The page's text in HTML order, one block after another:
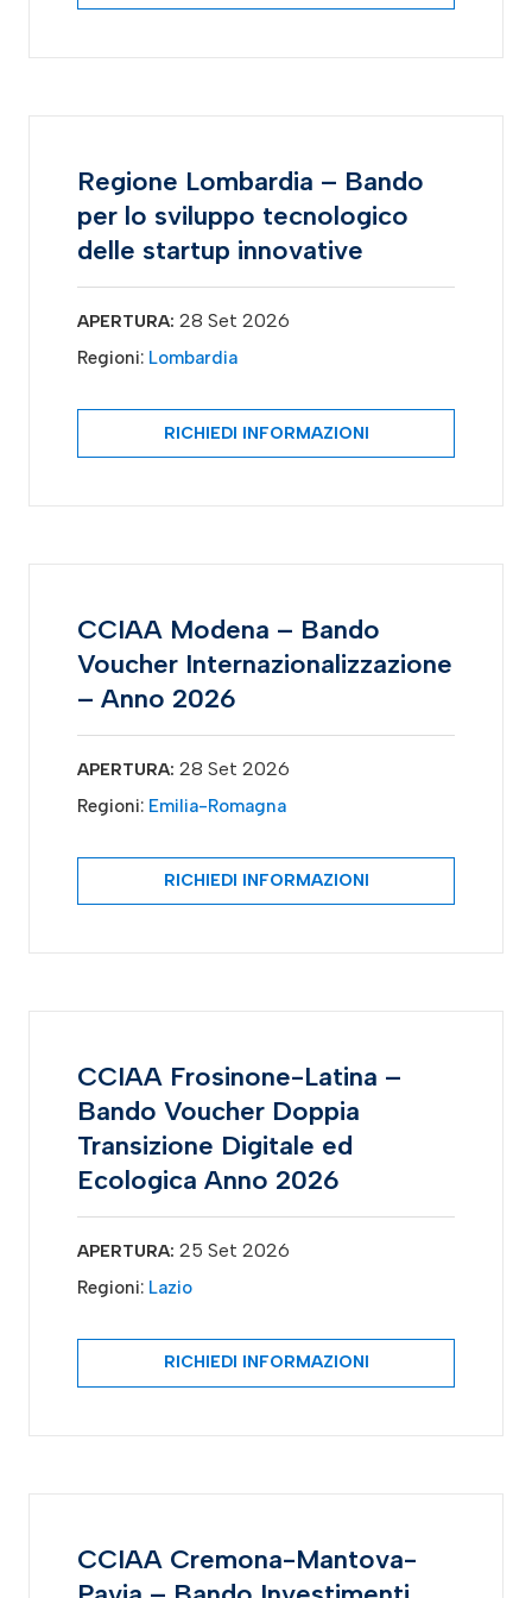
Regione Lombardia – Bando
per lo sviluppo tecnologico
delle startup innovative
APERTURA: 28 Set 2026
Regioni: Lombardia
RICHIEDI INFORMAZIONI
CCIAA Modena – Bando
Voucher Internazionalizzazione
– Anno 2026
APERTURA: 28 Set 2026
Regioni: Emilia-Romagna
RICHIEDI INFORMAZIONI
CCIAA Frosinone-Latina –
Bando Voucher Doppia
Transizione Digitale ed
Ecologica Anno 2026
APERTURA: 25 Set 2026
Regioni: Lazio
RICHIEDI INFORMAZIONI
CCIAA Cremona-Mantova-